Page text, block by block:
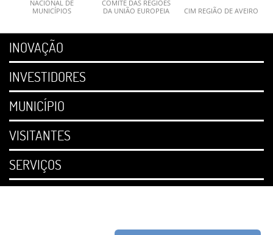
NACIONAL DE
MUNICÍPIOS
COMITÉ DAS REGIÕES
DA UNIÃO EUROPEIA
CIM REGIÃO DE AVEIRO
INOVAÇÃO
INVESTIDORES
MUNICÍPIO
VISITANTES
SERVIÇOS